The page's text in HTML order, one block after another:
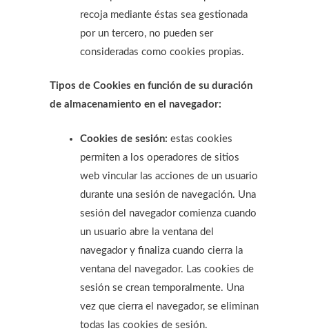
recoja mediante éstas sea gestionada
por un tercero, no pueden ser
consideradas como cookies propias.
Tipos de Cookies en función de su duración
de almacenamiento en el navegador:
Cookies de sesión:estas cookies
permiten a los operadores de sitios
web vincular las acciones de un usuario
durante una sesión de navegación. Una
sesión del navegador comienza cuando
un usuario abre la ventana del
navegador y finaliza cuando cierra la
ventana del navegador. Las cookies de
sesión se crean temporalmente. Una
vez que cierra el navegador, se eliminan
todas las cookies de sesión.